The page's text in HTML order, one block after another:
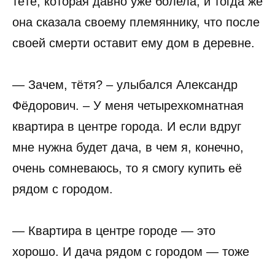
она сказала своему племяннику, что после
своей смерти оставит ему дом в деревне.
— Зачем, тётя? – улыбался Александр
Фёдорович. – У меня четырехкомнатная
квартира в центре города. И если вдруг
мне нужна будет дача, в чем я, конечно,
очень сомневаюсь, то я смогу купить её
рядом с городом.
— Квартира в центре городе — это
хорошо. И дача рядом с городом — тоже